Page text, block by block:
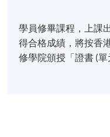
學員修畢課程，上課
得合格成績，將按香
修學院頒授「證書 (單